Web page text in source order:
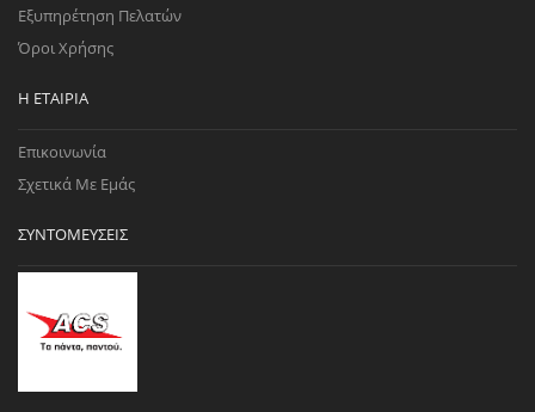
Εξυπηρέτηση Πελατών
Όροι Χρήσης
Η ΕΤΑΙΡΊΑ
Επικοινωνία
Σχετικά Με Εμάς
ΣΥΝΤΟΜΕΎΣΕΙΣ